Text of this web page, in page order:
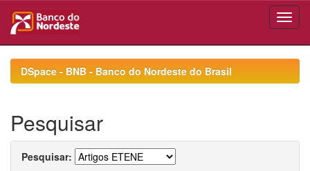
navigationDSpace - BNB - Banco do Nordeste do Brasil
Pesquisar
Pesquisar: